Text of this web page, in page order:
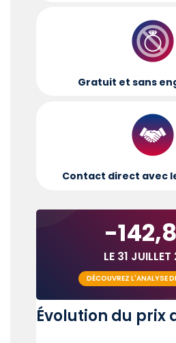
Gratuit et sans
Contact direct avec
-
LE 31
DÉCOUVREZ L'ANALYSE
Évolution du prix